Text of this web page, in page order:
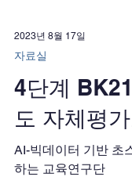
2023년 8월 17일
자료실
4단계
도 자체평
AI-빅데이터 기반 초
하는 교육연구단